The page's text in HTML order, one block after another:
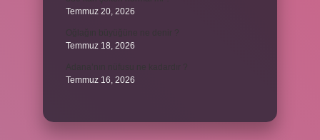
Temmuz 20, 2026
Temmuz 18, 2026
Temmuz 16, 2026